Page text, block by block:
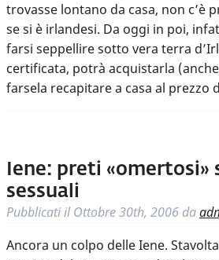
trovasse lontano da casa, non c’è
se si è irlandesi. Da oggi in poi,
farsi seppellire sotto vera terra
certificata, potrà acquistarla
farsela recapitare a casa al prezzo
Iene: preti «omertosi»
sessuali
Pubblicati ilOttobre 30th, 2006 da
Ancora un colpo delle Iene.